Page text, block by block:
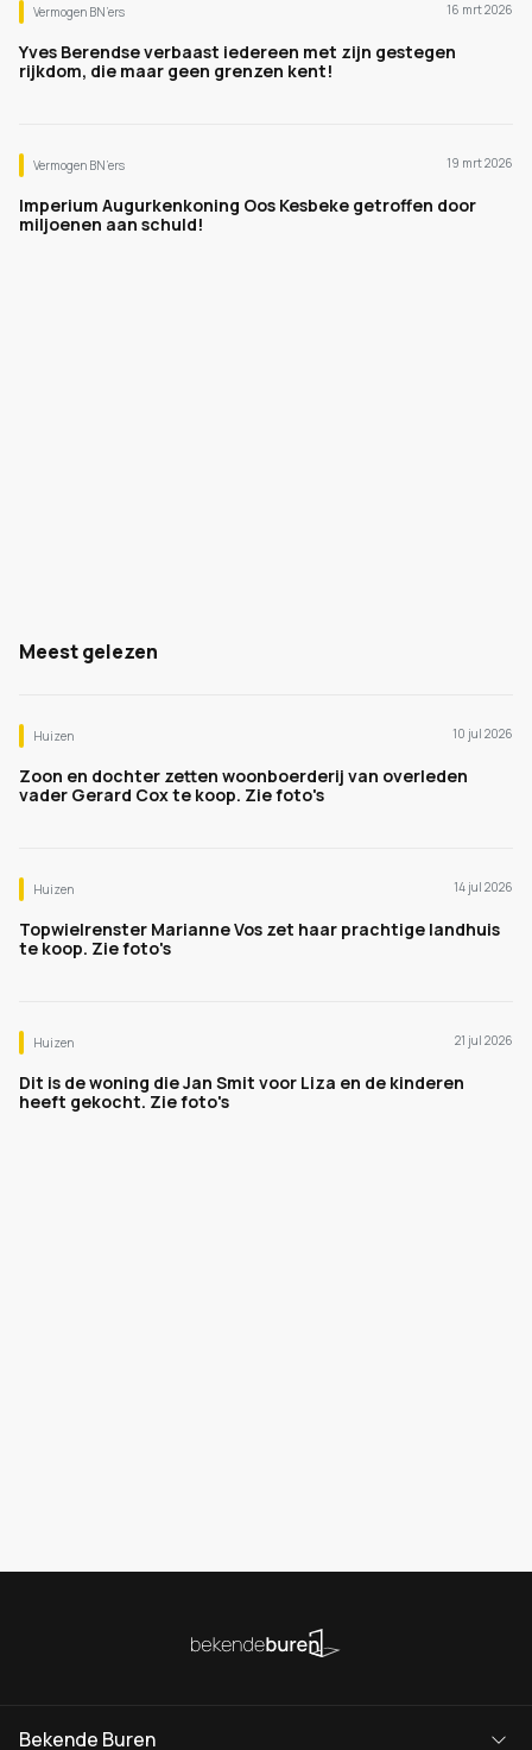
Vermogen BN’ers 16 mrt 2026
Yves Berendse verbaast iedereen met zijn gestegen
rijkdom, die maar geen grenzen kent!
Vermogen BN’ers 19 mrt 2026
Imperium Augurkenkoning Oos Kesbeke getroffen door
miljoenen aan schuld!
Meest gelezen
Huizen 10 jul 2026
Zoon en dochter zetten woonboerderij van overleden
vader Gerard Cox te koop. Zie foto's
Huizen 14 jul 2026
Topwielrenster Marianne Vos zet haar prachtige landhuis
te koop. Zie foto's
Huizen 21 jul 2026
Dit is de woning die Jan Smit voor Liza en de kinderen
heeft gekocht. Zie foto's
Bekende Buren